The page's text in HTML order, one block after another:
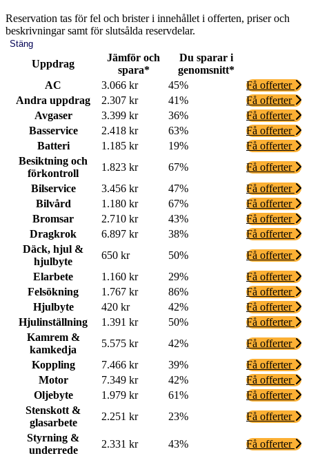
Reservation tas för fel och brister i innehållet i offerten, priser och
beskrivningar samt för slutsålda reservdelar.
Stäng
Uppdrag
Jämför och
spara*
Du sparar i
genomsnitt*
AC
3.066 kr 45%
Få offerter
Andra uppdrag
2.307 kr 41%
Få offerter
Avgaser
3.399 kr 36%
Få offerter
Basservice
2.418 kr 63%
Få offerter
Batteri
1.185 kr 19%
Få offerter
Besiktning och
förkontroll
1.823 kr 67%
Få offerter
Bilservice
3.456 kr 47%
Få offerter
Bilvård
1.180 kr 67%
Få offerter
Bromsar
2.710 kr 43%
Få offerter
Dragkrok
6.897 kr 38%
Få offerter
Däck, hjul &
hjulbyte
650 kr 50%
Få offerter
Elarbete
1.160 kr 29%
Få offerter
Felsökning
1.767 kr 86%
Få offerter
Hjulbyte
420 kr 42%
Få offerter
Hjulinställning
1.391 kr 50%
Få offerter
Kamrem &
kamkedja
5.575 kr 42%
Få offerter
Koppling
7.466 kr 39%
Få offerter
Motor
7.349 kr 42%
Få offerter
Oljebyte
1.979 kr 61%
Få offerter
Stenskott &
glasarbete
2.251 kr 23%
Få offerter
Styrning &
underrede
2.331 kr 43%
Få offerter